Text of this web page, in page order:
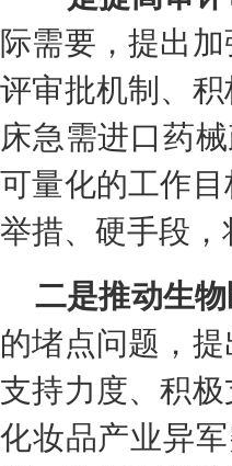
际需要，提出
评审批机制、
床急需进口药
可量化的工作
举措、硬手段
二是推动生
的堵点问题，
支持力度、积
化妆品产业异